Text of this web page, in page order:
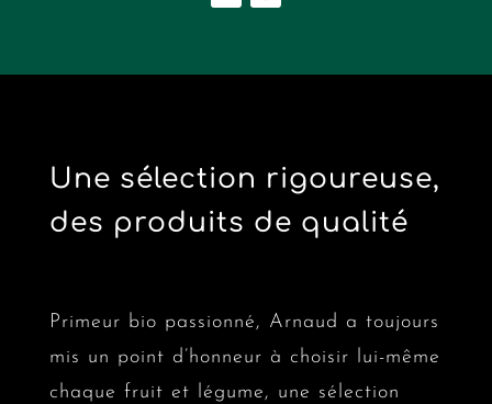
Une sélection rigoureuse,
des produits de qualité
Primeur bio passionné, Arnaud a toujours
mis un point d’honneur à choisir lui-même
chaque fruit et légume, une sélection